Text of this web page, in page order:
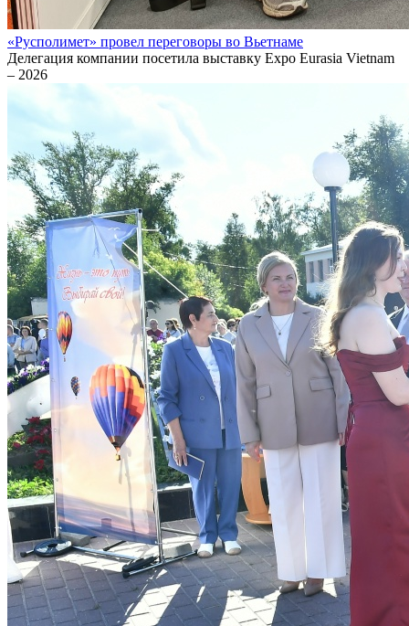
«Русполимет» провел переговоры во Вьетнаме
Делегация компании посетила выставку Expo Eurasia Vietnam
– 2026